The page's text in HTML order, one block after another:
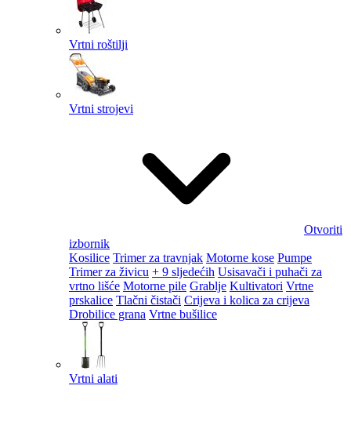
Vrtni roštilji
Vrtni strojevi
Otvoriti
izbornik
Kosilice Trimer za travnjak Motorne kose Pumpe
Trimer za živicu + 9 sljedećih Usisavači i puhači za
vrtno lišće Motorne pile Grablje Kultivatori Vrtne
prskalice Tlačni čistači Crijeva i kolica za crijeva
Drobilice grana Vrtne bušilice
Vrtni alati